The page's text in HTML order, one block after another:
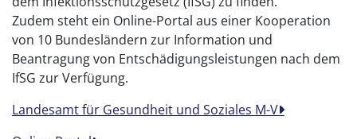
Zudem steht ein Online-Portal aus einer Kooperation
von 10 Bundesländern zur Information und
Beantragung von Entschädigungsleistungen nach dem
IfSG zur Verfügung.
Landesamt für Gesundheit und Soziales M-V